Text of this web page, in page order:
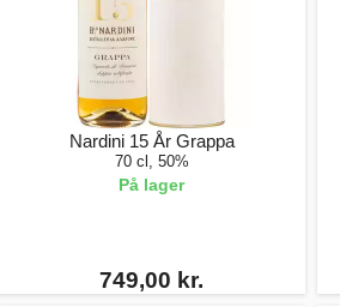
Nardini 15 År Grappa
70 cl, 50%
På lager
749,00 kr.